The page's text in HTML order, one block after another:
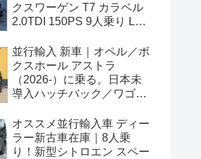
クスワーゲン T7 カラベル
2.0TDI 150PS 9人乗り LWB
並行輸入 新車｜オペル／ボ
クスホール アストラ
（2026-）に乗る。日本未
導入ハッチバック／ワゴン
情報。
オススメ並行輸入車 ディー
ラー新古車在庫｜8人乗
り！新型シトロエン スペー